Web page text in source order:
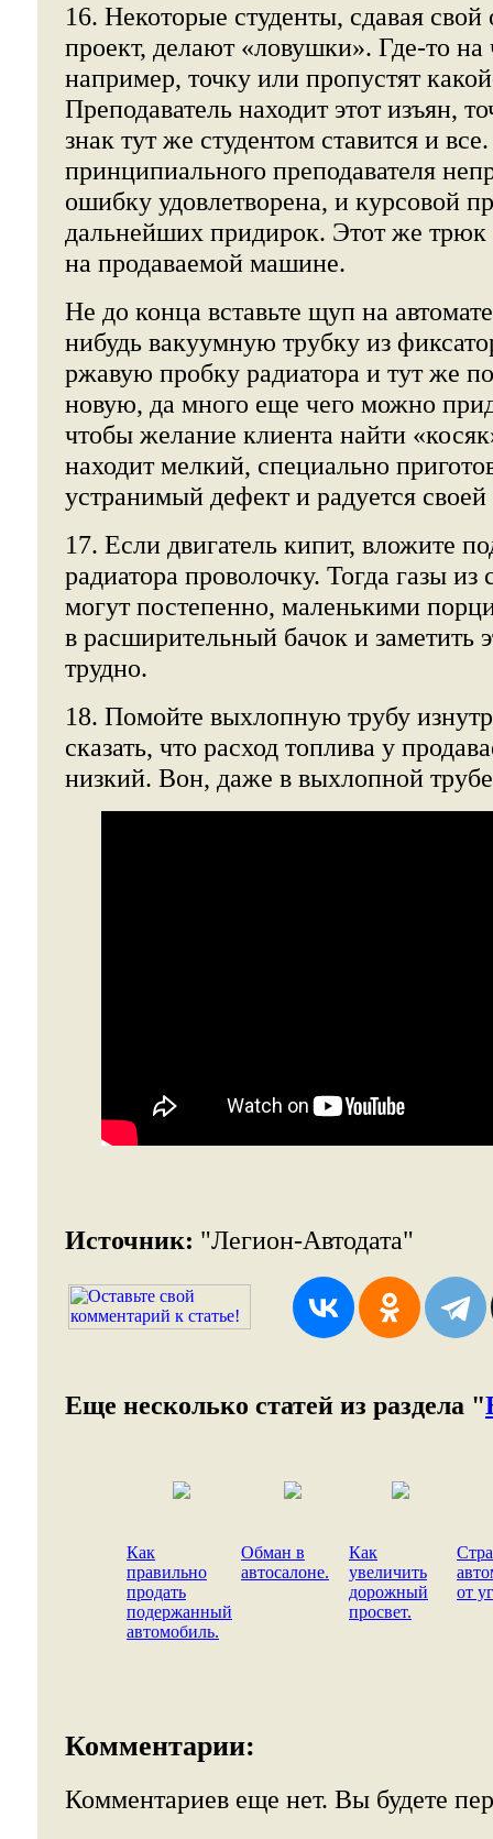
16. Некоторые студенты, сдавая
проект, делают «ловушки». Где-то на
например, точку или пропустят
Преподаватель находит этот изъян,
знак тут же студентом ставится и
принципиального преподавателя
ошибку удовлетворена, и курсовой
дальнейших придирок. Этот же
на продаваемой машине.
Не до конца вставьте щуп на
нибудь вакуумную трубку из
ржавую пробку радиатора и тут же
новую, да много еще чего можно
чтобы желание клиента найти
находит мелкий, специально
устранимый дефект и радуется своей
17. Если двигатель кипит, вложите
радиатора проволочку. Тогда газы
могут постепенно, маленькими
в расширительный бачок и заметить
трудно.
18. Помойте выхлопную трубу
сказать, что расход топлива у
низкий. Вон, даже в выхлопной
Источник: "Легион-Автодата"
Еще несколько статей из раздела "
Как
правильно
продать
подержанный
автомобиль.
Обман в
автосалоне.
Как
увеличить
дорожный
просвет.
от
Комментарии:
Комментариев еще нет. Вы будете